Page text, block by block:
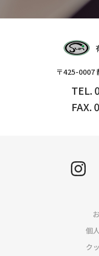
〒425-0007
TEL.
FAX.
個
ク